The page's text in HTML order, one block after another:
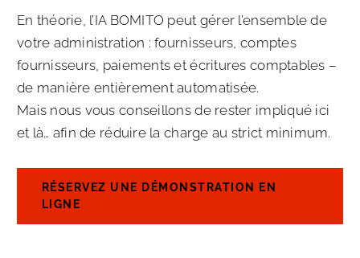
En théorie, l’IA BOMITO peut gérer l’ensemble de
votre administration : fournisseurs, comptes
fournisseurs, paiements et écritures comptables –
de manière entièrement automatisée.
Mais nous vous conseillons de rester impliqué ici
et là… afin de réduire la charge au strict minimum.
RÉSERVEZ UNE DÉMONSTRATION EN
LIGNE